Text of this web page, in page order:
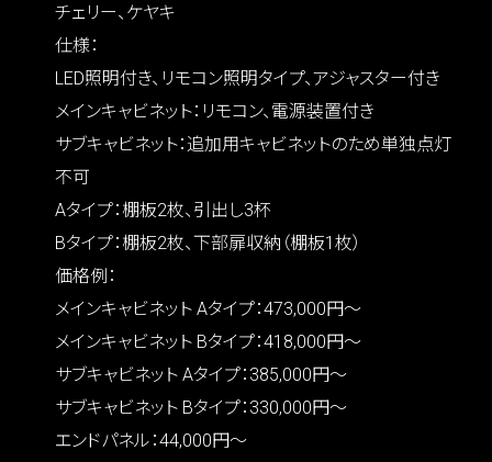
チェリー、ケヤキ
仕様：
LED照明付き、リモコン照明タイプ、アジャスター付き
メインキャビネット：リモコン、電源装置付き
サブキャビネット：追加用キャビネットのため単独点灯
不可
Aタイプ：棚板2枚、引出し3杯
Bタイプ：棚板2枚、下部扉収納（棚板1枚）
価格例：
メインキャビネット Aタイプ：473,000円〜
メインキャビネット Bタイプ：418,000円〜
サブキャビネット Aタイプ：385,000円〜
サブキャビネット Bタイプ：330,000円〜
エンドパネル：44,000円〜